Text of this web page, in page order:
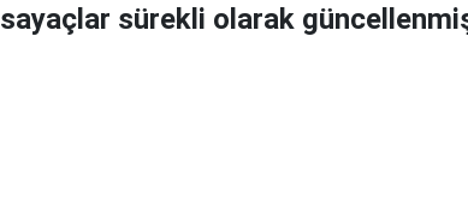
sayaçlar sürekli olarak